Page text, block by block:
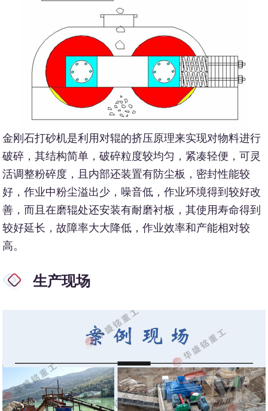
金刚石打砂机是利用对辊的挤压原理来实现对物料进行
破碎，其结构简单，破碎粒度较均匀，紧凑轻便，可灵
活调整粉碎度，且内部还装置有防尘板，密封性能较
好，作业中粉尘溢出少，噪音低，作业环境得到较好改
善，而且在磨辊处还安装有耐磨衬板，其使用寿命得到
较好延长，故障率大大降低，作业效率和产能相对较
高。
生产现场